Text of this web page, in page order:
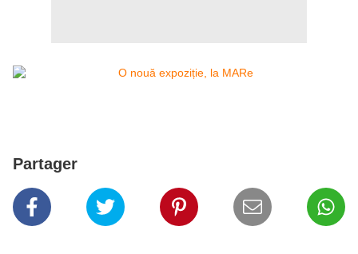
Partager